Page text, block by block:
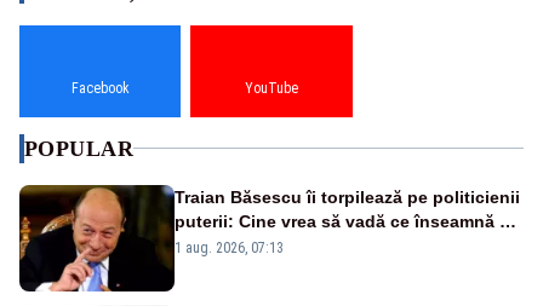
Facebook YouTube
POPULAR
Traian Băsescu îi torpilează pe politicienii
puterii: Cine vrea să vadă ce înseamnă să
fii prost, se uită la România
1 aug. 2026, 07:13